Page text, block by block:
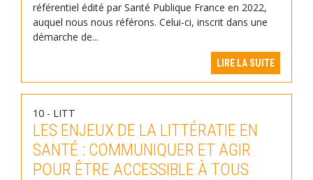
référentiel édité par Santé Publique France en 2022,
auquel nous nous référons. Celui-ci, inscrit dans une
démarche de...
LIRE LA SUITE
10 - LITT
LES ENJEUX DE LA LITTÉRATIE EN
SANTÉ : COMMUNIQUER ET AGIR
POUR ÊTRE ACCESSIBLE À TOUS